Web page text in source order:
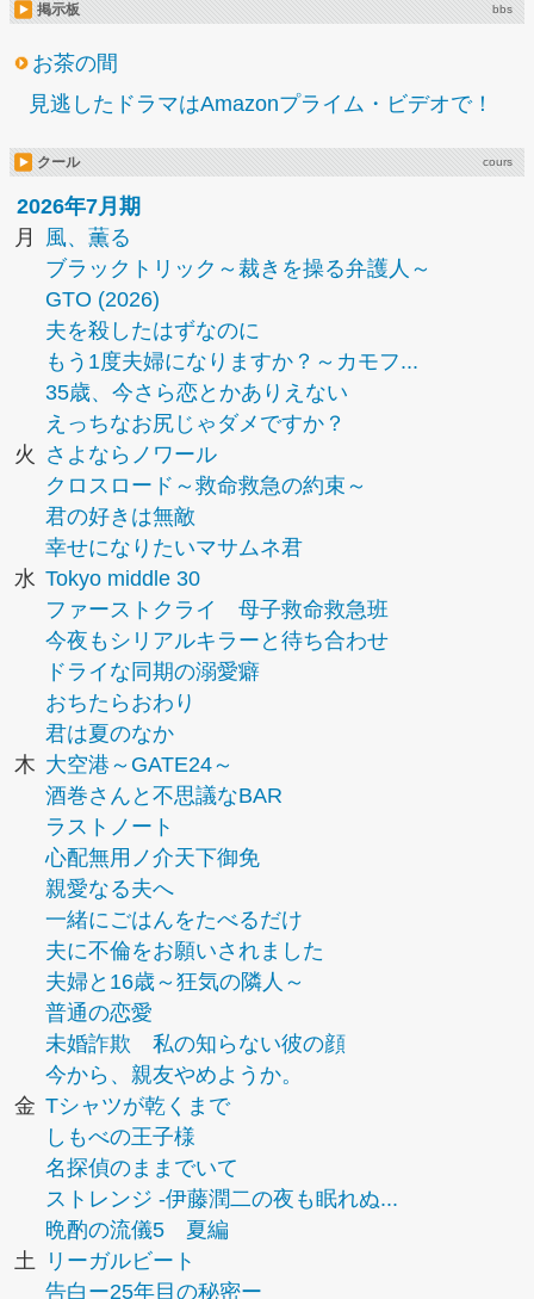
掲示板 bbs
お茶の間
見逃したドラマはAmazonプライム・ビデオで！
クール cours
2026年7月期
月
風、薫る
ブラックトリック～裁きを操る弁護人～
GTO (2026)
夫を殺したはずなのに
もう1度夫婦になりますか？～カモフ...
35歳、今さら恋とかありえない
えっちなお尻じゃダメですか？
火
さよならノワール
クロスロード～救命救急の約束～
君の好きは無敵
幸せになりたいマサムネ君
水 Tokyo middle 30
ファーストクライ 母子救命救急班
今夜もシリアルキラーと待ち合わせ
ドライな同期の溺愛癖
おちたらおわり
君は夏のなか
木 大空港～GATE24～
酒巻さんと不思議なBAR
ラストノート
心配無用ノ介天下御免
親愛なる夫へ
一緒にごはんをたべるだけ
夫に不倫をお願いされました
夫婦と16歳～狂気の隣人～
普通の恋愛
未婚詐欺 私の知らない彼の顔
今から、親友やめようか。
金 Tシャツが乾くまで
しもべの王子様
名探偵のままでいて
ストレンジ -伊藤潤二の夜も眠れぬ...
晩酌の流儀5 夏編
土
リーガルビート
告白ー25年目の秘密ー